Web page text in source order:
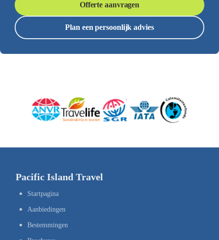
Offerte aanvragen
Plan een persoonlijk advies
Pacific Island Travel
Startpagina
Aanbiedingen
Bestemmingen